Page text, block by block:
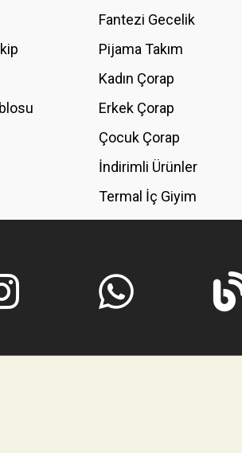
Fantezi Gecelik
Pijama Takım
Kadın Çorap
Erkek Çorap
Çocuk Çorap
İndirimli Ürünler
Termal İç Giyim